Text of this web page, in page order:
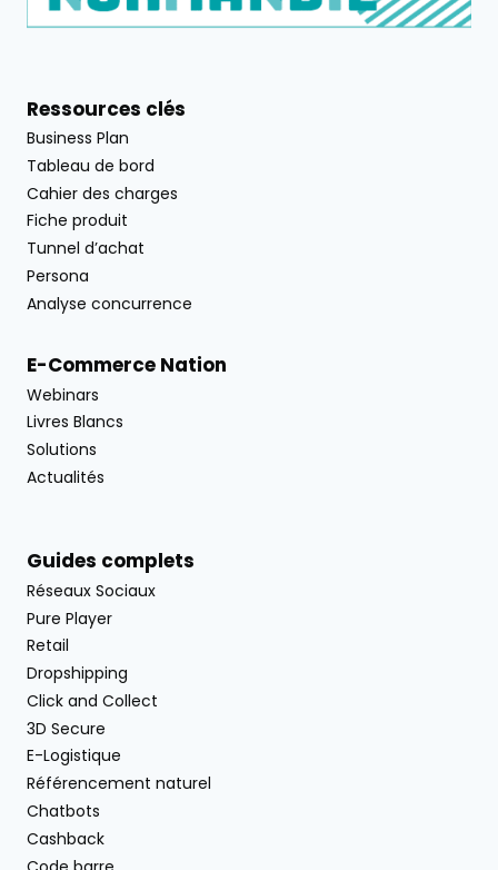
Ressources clés
Business Plan
Tableau de bord
Cahier des charges
Fiche produit
Tunnel d’achat
Persona
Analyse concurrence
E-Commerce Nation
Webinars
Livres Blancs
Solutions
Actualités
Guides complets
Réseaux Sociaux
Pure Player
Retail
Dropshipping
Click and Collect
3D Secure
E-Logistique
Référencement naturel
Chatbots
Cashback